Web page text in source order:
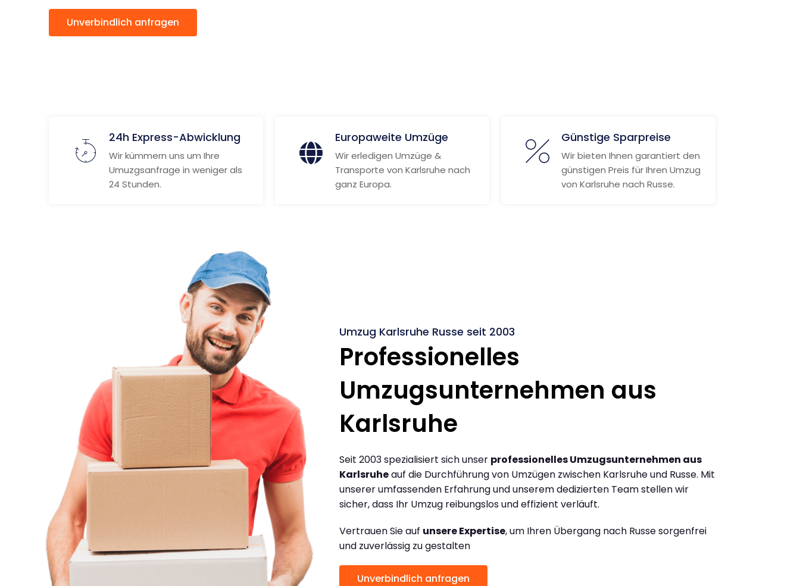
Unverbindlich anfragen
24h Express-Abwicklung
Wir kümmern uns um Ihre
Umuzgsanfrage in weniger als
24 Stunden.
Europaweite Umzüge
Wir erledigen Umzüge &
Transporte von Karlsruhe nach
ganz Europa.
Günstige Sparpreise
Wir bieten Ihnen garantiert den
günstigen Preis für Ihren Umzug
von Karlsruhe nach Russe.
Umzug Karlsruhe Russe seit 2003
Professionelles
Umzugsunternehmen aus
Karlsruhe
Seit 2003 spezialisiert sich unser professionelles Umzugsunternehmen aus
Karlsruheauf die Durchführung von Umzügen zwischen Karlsruhe und Russe. Mit
unserer umfassenden Erfahrung und unserem dedizierten Team stellen wir
sicher, dass Ihr Umzug reibungslos und effizient verläuft.
Vertrauen Sie auf unsere Expertise, um Ihren Übergang nach Russe sorgenfrei
und zuverlässig zu gestalten
Unverbindlich anfragen